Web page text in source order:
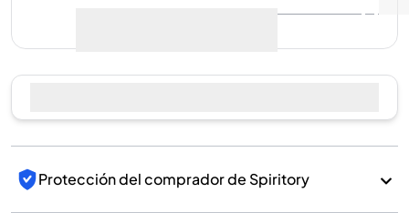
Protección del comprador de Spiritory